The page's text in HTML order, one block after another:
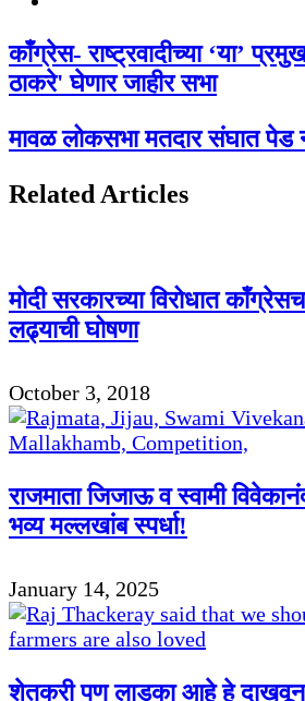
काँग्रेस- राष्ट्रवादीच्या ‘या’
ठाकरे' घेणार जाहीर सभा
मावळ लोकसभा मतदार संघात
Related Articles
मोदी सरकारच्या विरोधात
लढ्याची घोषणा
October 3, 2018
राजमाता जिजाऊ व स्वामी
भव्य मल्लखांब स्पर्धा!
January 14, 2025
शेतकरी पण लाडका आहे हे दाखवून